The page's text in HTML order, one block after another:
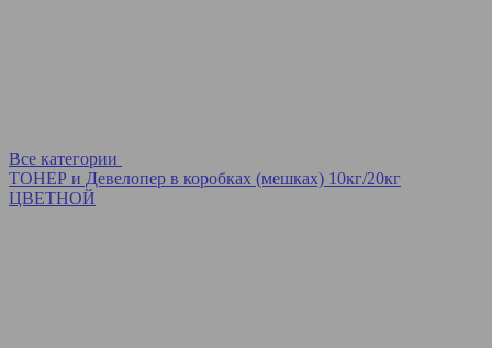
Все категории
ТОНЕР и Девелопер в коробках (мешках) 10кг/20кг
ЦВЕТНОЙ